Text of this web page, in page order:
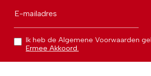
E-mailadres
Ik heb de Algemene Voorwaarden
Ermee Akkoord.